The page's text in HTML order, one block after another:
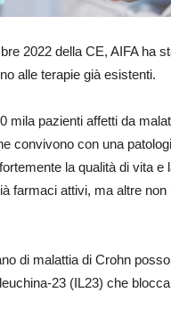
2022 della CE, AIFA ha
alle terapie già esistenti.
mila pazienti affetti da
convivono con una
la qualità di vita e
farmaci attivi, ma altre
di malattia di Crohn
23 (IL23) che